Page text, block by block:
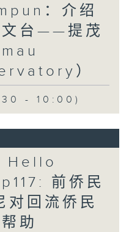
：介绍
文台——提茂
）
- 10:00)
Hello
前侨民
回流侨民
助